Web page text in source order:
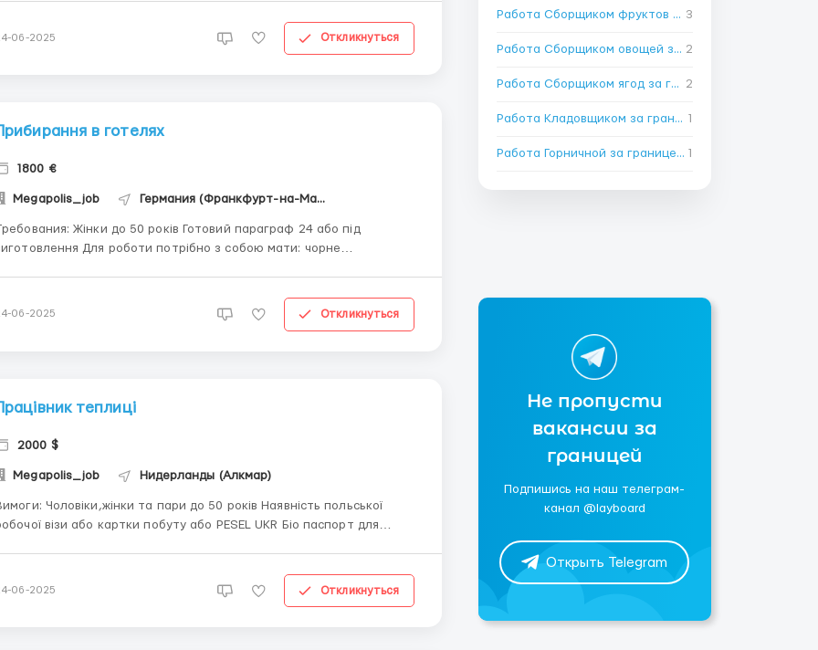
06-2025 Откликнуться
в готелях
1800 €
Megapolis_job Германия (Франкфурт-на-Майне)
Жінки до 50 років Готовий параграф 24 або під
Для роботи потрібно з собою мати: чорне
06-2025 Откликнуться
теплиці
2000 $
Megapolis_job Нидерланды (Алкмар)
та пари до 50 років Наявність польської
візи або картки побуту або PESEL UKR Біо паспорт для
06-2025 Откликнуться
Работа Сборщиком фруктов за границей 3
Работа Сборщиком овощей за границей 2
Работа Сборщиком ягод за границей 2
Работа Кладовщиком за границей 1
Работа Горничной за границей 1
Не пропусти
вакансии за
границей
Подпишись на наш телеграм-
канал @layboard
Открыть Telegram